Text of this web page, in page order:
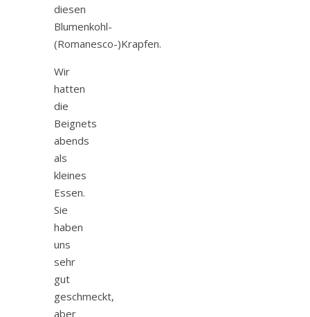
diesen
Blumenkohl-
(Romanesco-)Krapfen.
Wir
hatten
die
Beignets
abends
als
kleines
Essen.
Sie
haben
uns
sehr
gut
geschmeckt,
aber